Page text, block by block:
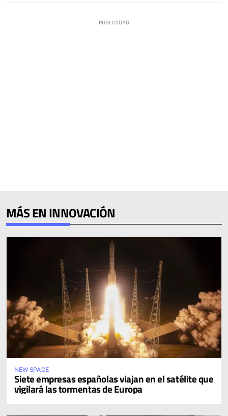
MÁS EN INNOVACIÓN
NEW SPACE
Siete empresas españolas viajan en el satélite que
vigilará las tormentas de Europa